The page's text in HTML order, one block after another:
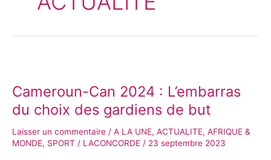
Cameroun-Can 2024 : L’embarras
du choix des gardiens de but
Laisser un commentaire / A LA UNE, ACTUALITE, AFRIQUE &
MONDE, SPORT / LACONCORDE / 23 septembre 2023
2024 :
L’embarras
du
choix
des